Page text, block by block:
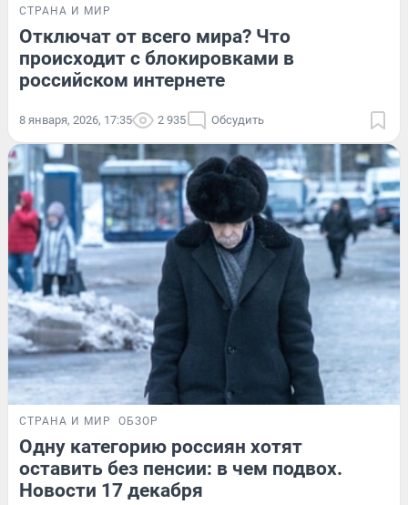
СТРАНА И МИР
Отключат от всего мира? Что
происходит с блокировками в
российском интернете
8 января, 2026, 17:35 2 935 Обсудить
СТРАНА И МИР ОБЗОР
Одну категорию россиян хотят
оставить без пенсии: в чем подвох.
Новости 17 декабря